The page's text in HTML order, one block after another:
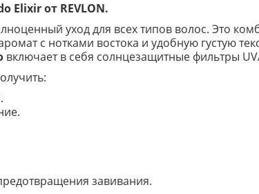
Elixir от REVLON.
уход для всех типов волос. Это
с нотками востока и удобную густую
включает в себя солнцезащитные фильтры
завивания.